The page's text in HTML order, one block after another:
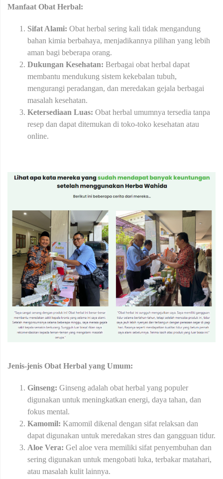
Manfaat Obat Herbal:
Sifat Alami: Obat herbal sering kali tidak mengandung
bahan kimia berbahaya, menjadikannya pilihan yang lebih
aman bagi beberapa orang.
Dukungan Kesehatan: Berbagai obat herbal dapat
membantu mendukung sistem kekebalan tubuh,
mengurangi peradangan, dan meredakan gejala berbagai
masalah kesehatan.
Ketersediaan Luas: Obat herbal umumnya tersedia tanpa
resep dan dapat ditemukan di toko-toko kesehatan atau
online.
Jenis-jenis Obat Herbal yang Umum:
Ginseng: Ginseng adalah obat herbal yang populer
digunakan untuk meningkatkan energi, daya tahan, dan
fokus mental.
Kamomil: Kamomil dikenal dengan sifat relaksan dan
dapat digunakan untuk meredakan stres dan gangguan tidur.
Aloe Vera: Gel aloe vera memiliki sifat penyembuhan dan
sering digunakan untuk mengobati luka, terbakar matahari,
atau masalah kulit lainnya.